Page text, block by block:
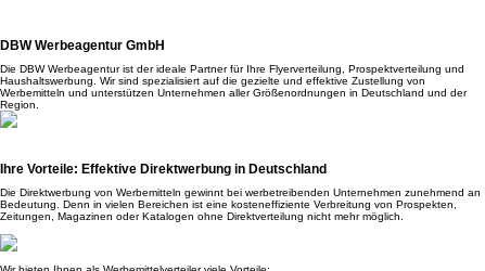
DBW Werbeagentur GmbH
Die DBW Werbeagentur ist der ideale Partner für Ihre Flyerverteilung, Prospektverteilung und
Haushaltswerbung. Wir sind spezialisiert auf die gezielte und effektive Zustellung von
Werbemitteln und unterstützen Unternehmen aller Größenordnungen in Deutschland und der
Region.
Ihre Vorteile: Effektive Direktwerbung in Deutschland
Die Direktwerbung von Werbemitteln gewinnt bei werbetreibenden Unternehmen zunehmend an
Bedeutung. Denn in vielen Bereichen ist eine kosteneffiziente Verbreitung von Prospekten,
Zeitungen, Magazinen oder Katalogen ohne Direktverteilung nicht mehr möglich.